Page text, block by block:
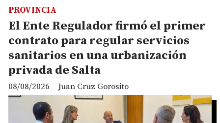
El Ente Regulador firmó el primer
contrato para regular servicios
sanitarios en una urbanización
privada de Salta
Juan Cruz Gorosito
PROVINCIA
08/08/2026